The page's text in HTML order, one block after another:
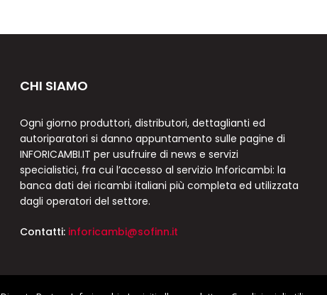
CHI SIAMO
Ogni giorno produttori, distributori, dettaglianti ed
autoriparatori si danno appuntamento sulle pagine di
INFORICAMBI.IT per usufruire di news e servizi
specialistici, fra cui l’accesso al servizio Inforicambi: la
banca dati dei ricambi italiani più completa ed utilizzata
dagli operatori del settore.
Contatti: inforicambi@sofinn.it